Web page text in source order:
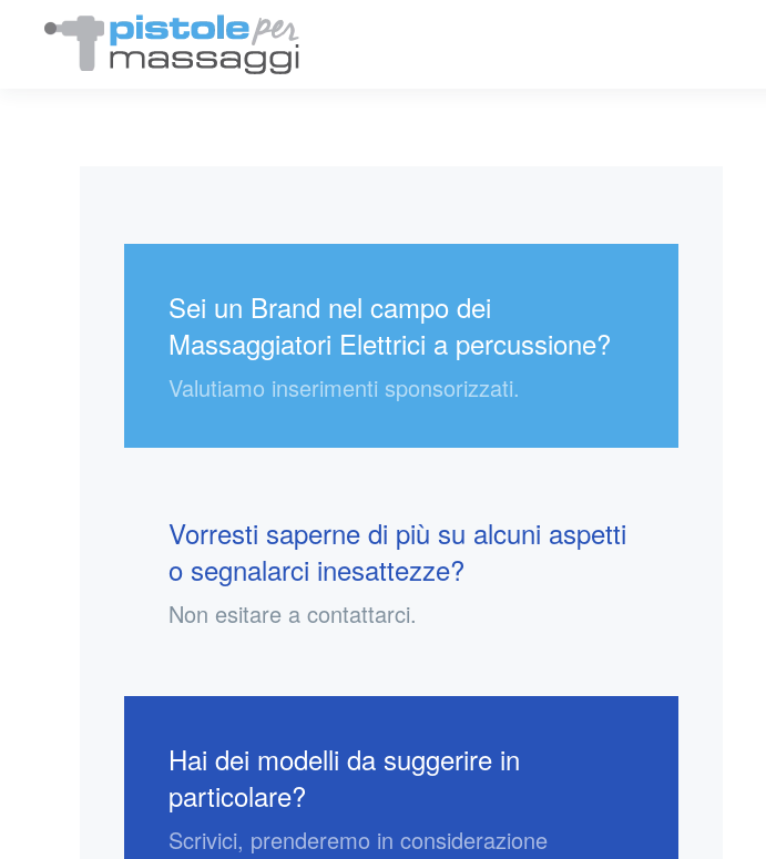
Sei un Brand nel campo dei
Massaggiatori Elettrici a percussione?
Valutiamo inserimenti sponsorizzati.
Vorresti saperne di più su alcuni aspetti
o segnalarci inesattezze?
Non esitare a contattarci.
Hai dei modelli da suggerire in
particolare?
Scrivici, prenderemo in considerazione